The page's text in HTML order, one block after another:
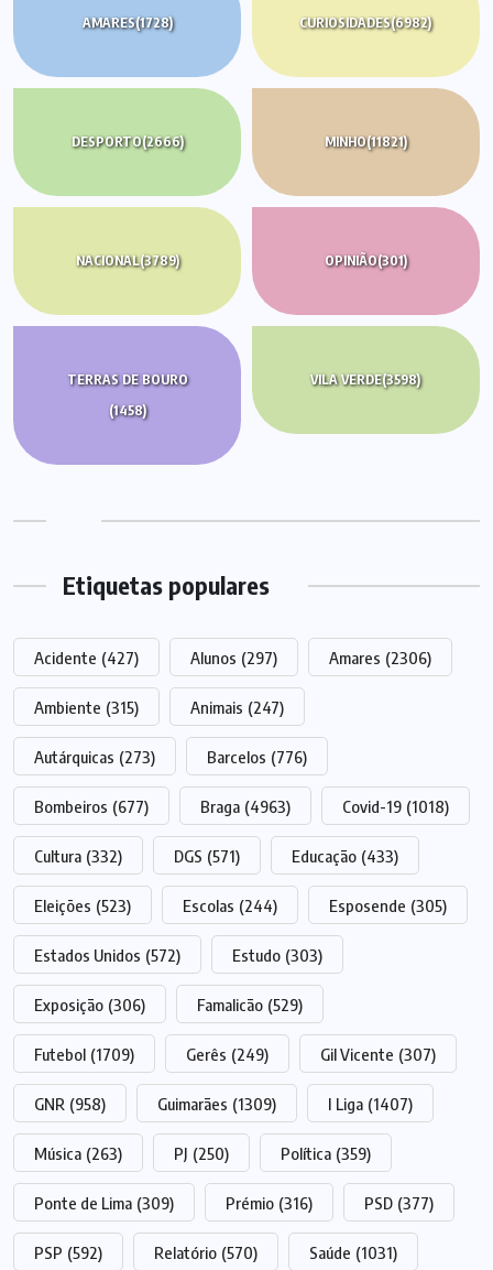
AMARES(1728) CURIOSIDADES(6982)
DESPORTO(2666) MINHO(11821)
NACIONAL(3789) OPINIÃO(301)
TERRAS DE BOURO
(1458)
VILA VERDE(3598)
Etiquetas populares
Acidente (427) Alunos (297) Amares (2306)
Ambiente (315) Animais (247)
Autárquicas (273) Barcelos (776)
Bombeiros (677) Braga (4963) Covid-19 (1018)
Cultura (332) DGS (571) Educação (433)
Eleições (523) Escolas (244) Esposende (305)
Estados Unidos (572) Estudo (303)
Exposição (306) Famalicão (529)
Futebol (1709) Gerês (249) Gil Vicente (307)
GNR (958) Guimarães (1309) I Liga (1407)
Música (263) PJ (250) Política (359)
Ponte de Lima (309) Prémio (316) PSD (377)
PSP (592) Relatório (570) Saúde (1031)